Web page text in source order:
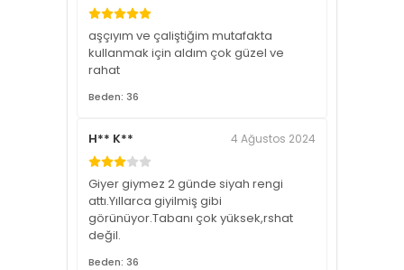
aşçıyım ve çaliştiğim mutafakta
kullanmak için aldım çok güzel ve
rahat
Beden: 36
H** K** 4 Ağustos 2024
Giyer giymez 2 günde siyah rengi
attı.Yıllarca giyilmiş gibi
görünüyor.Tabanı çok yüksek,rshat
değil.
Beden: 36